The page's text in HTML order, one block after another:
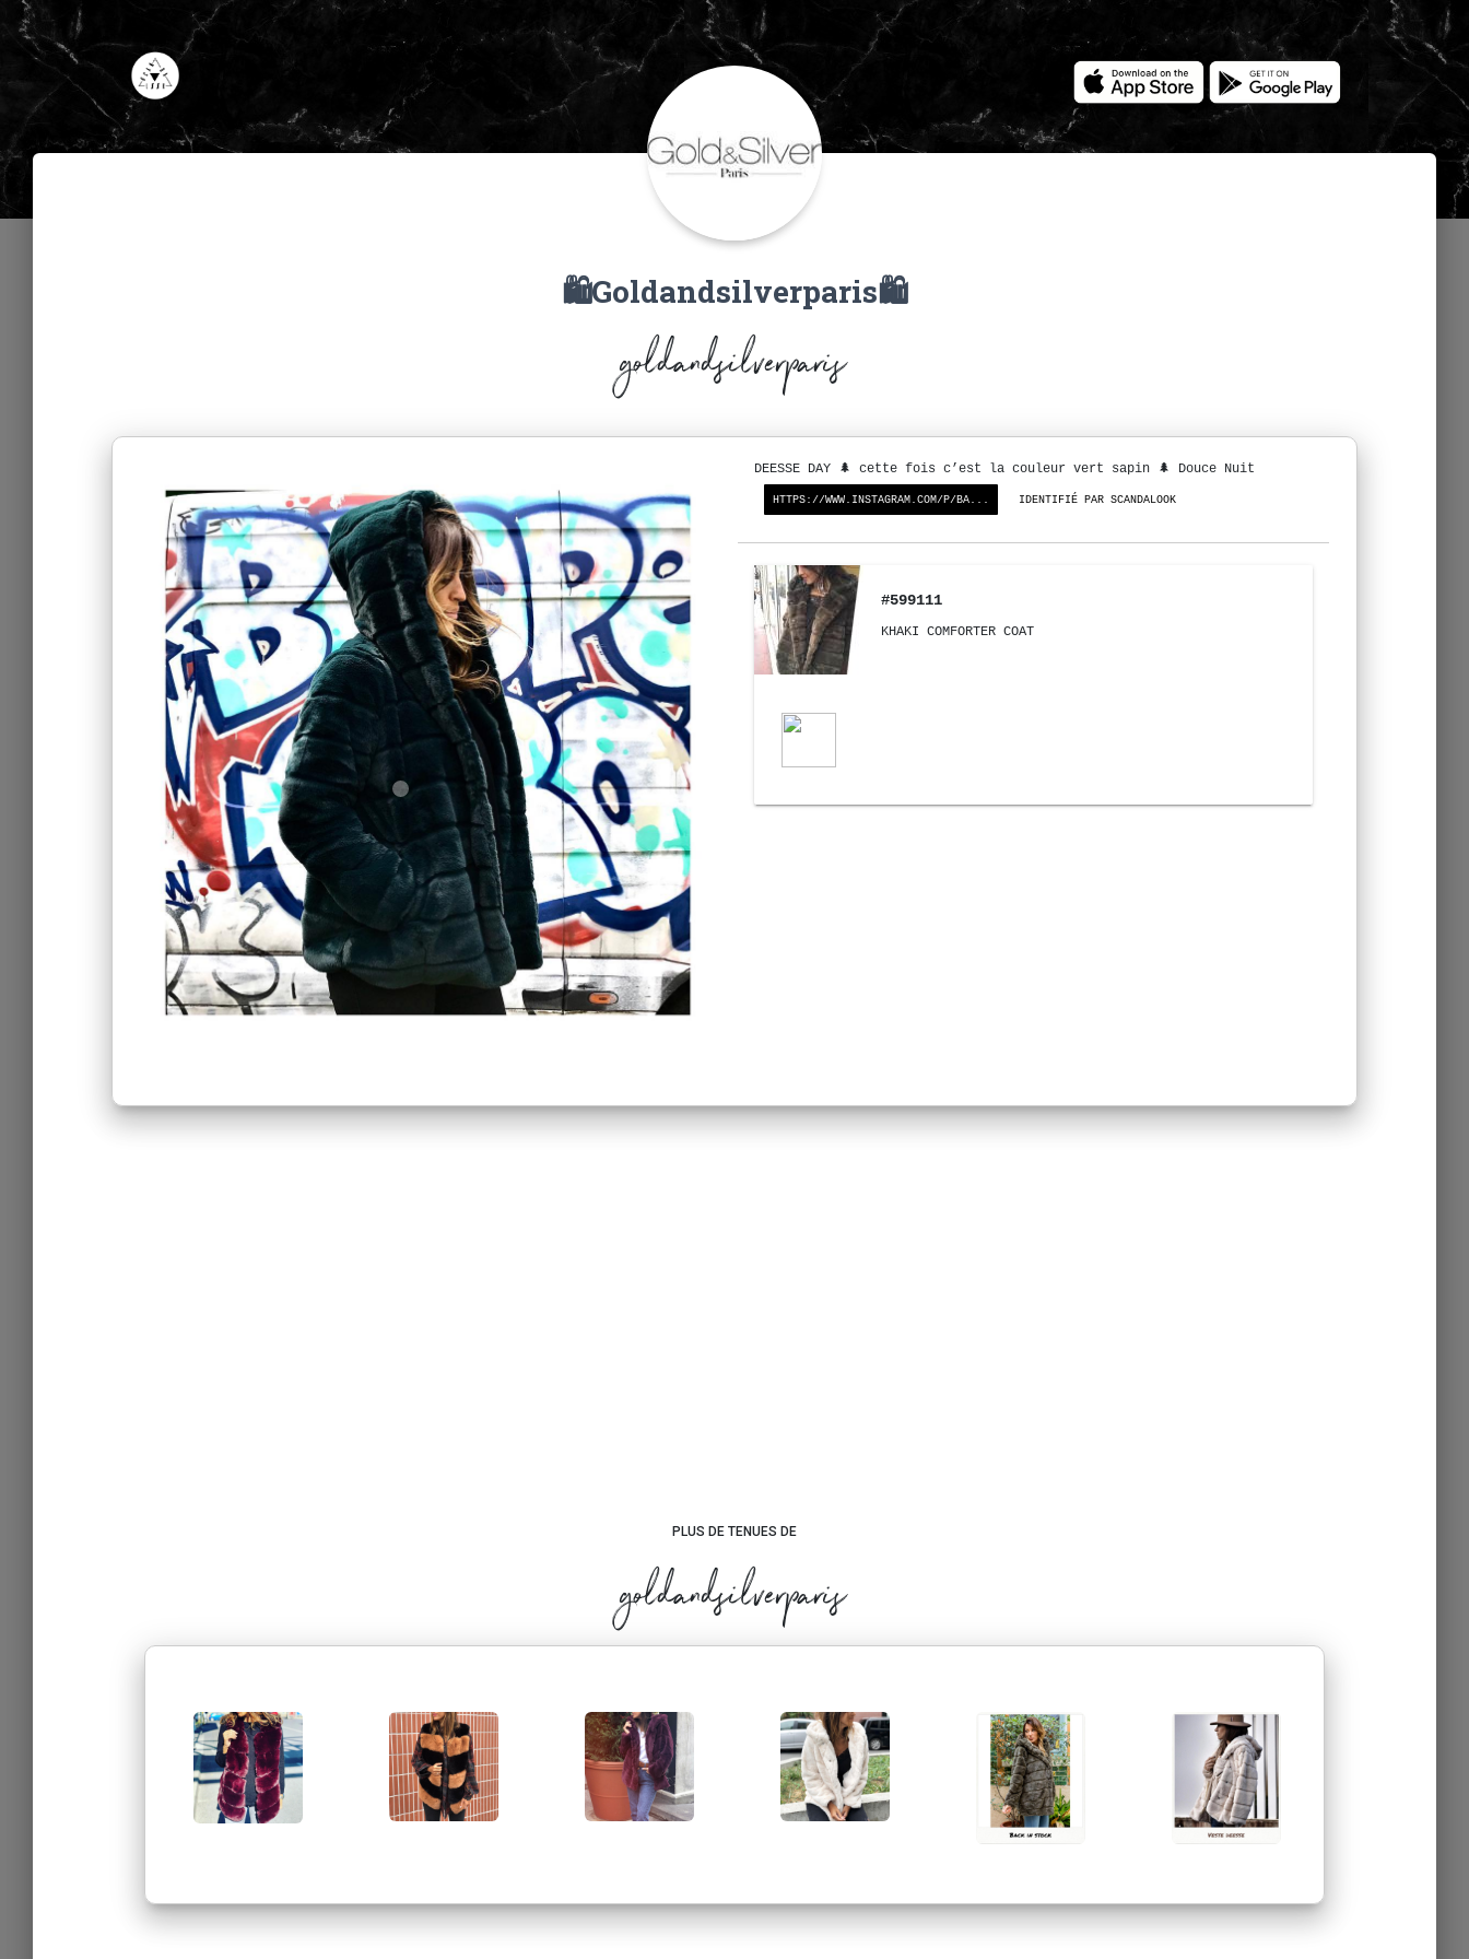
🛍Goldandsilverparis🛍
goldandsilverparis
DEESSE DAY 🌲 cette fois c’est la couleur vert sapin 🌲 Douce Nuit
HTTPS://WWW.INSTAGRAM.COM/P/BA... IDENTIFIÉ PAR SCANDALOOK
#599111
KHAKI COMFORTER COAT
PLUS DE TENUES DE
goldandsilverparis